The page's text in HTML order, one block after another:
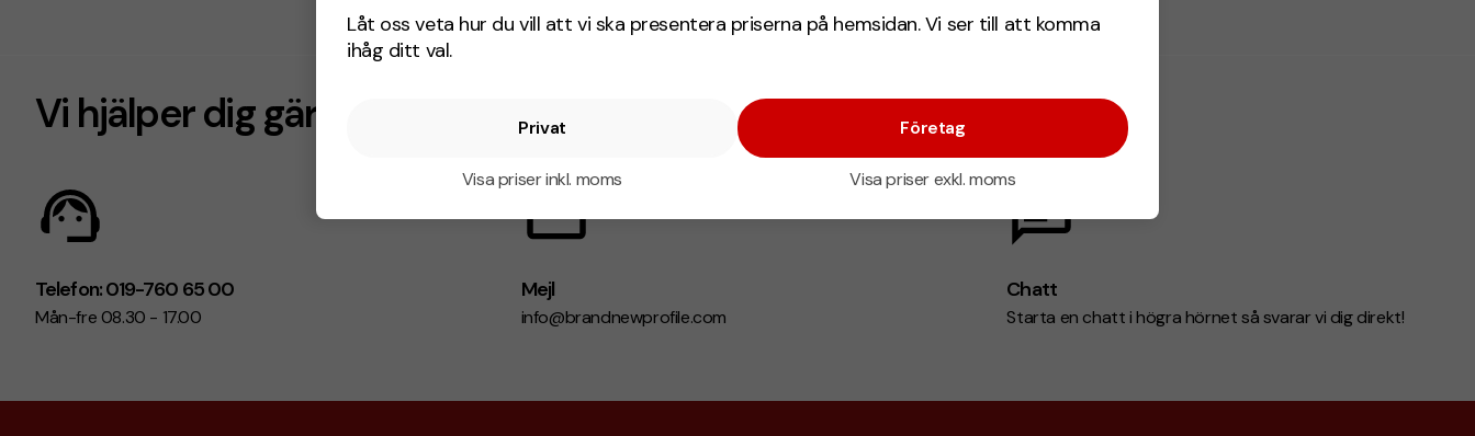
Låt oss veta hur du vill att vi ska presentera priserna på hemsidan. Vi ser till att komma
ihåg ditt val.
Privat
Visa priser inkl. moms
Företag
Visa priser exkl. moms
Vi hjälper dig gärna!
Telefon: 019-760 65 00
Mån-fre 08.30 - 17.00
Mejl
info@brandnewprofile.com
Chatt
Starta en chatt i högra hörnet så svarar vi dig direkt!